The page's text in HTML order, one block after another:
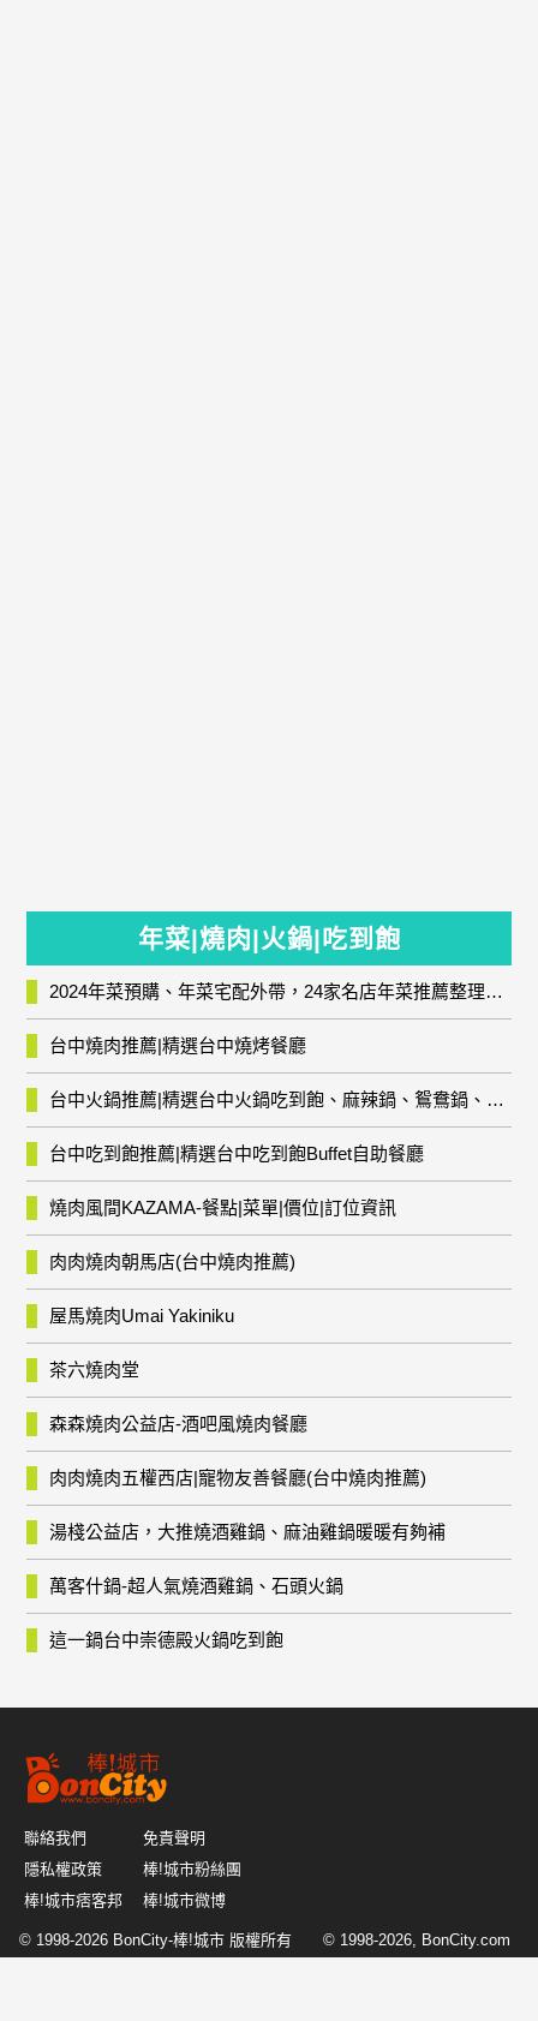
年菜|燒肉|火鍋|吃到飽
2024年菜預購、年菜宅配外帶，24家名店年菜推薦整理，圍爐輕鬆上菜團圓趣
台中燒肉推薦|精選台中燒烤餐廳
台中火鍋推薦|精選台中火鍋吃到飽、麻辣鍋、鴛鴦鍋、石頭火鍋、酸菜白肉鍋、海鮮鍋、燒酒雞、麻油雞、壽喜燒等熱門人氣火鍋店!
台中吃到飽推薦|精選台中吃到飽Buffet自助餐廳
燒肉風間KAZAMA-餐點|菜單|價位|訂位資訊
肉肉燒肉朝馬店(台中燒肉推薦)
屋馬燒肉Umai Yakiniku
茶六燒肉堂
森森燒肉公益店-酒吧風燒肉餐廳
肉肉燒肉五權西店|寵物友善餐廳(台中燒肉推薦)
湯棧公益店，大推燒酒雞鍋、麻油雞鍋暖暖有夠補
萬客什鍋-超人氣燒酒雞鍋、石頭火鍋
這一鍋台中崇德殿火鍋吃到飽
聯絡我們
免責聲明
隱私權政策
棒!城市粉絲團
棒!城市痞客邦
棒!城市微博
© 1998-2026 BonCity-棒!城市 版權所有 © 1998-2026, BonCity.com